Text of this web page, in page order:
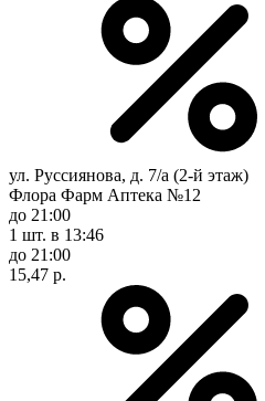
ул. Руссиянова, д. 7/а (2-й этаж)
Флора Фарм Аптека №12
до 21:00
1 шт. в 13:46
до 21:00
15,47 р.